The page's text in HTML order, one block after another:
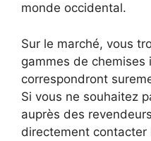
monde occidental.
Sur le marché, vous
gammes de chemises
correspondront
Si vous ne souhaitez
auprès des
directement